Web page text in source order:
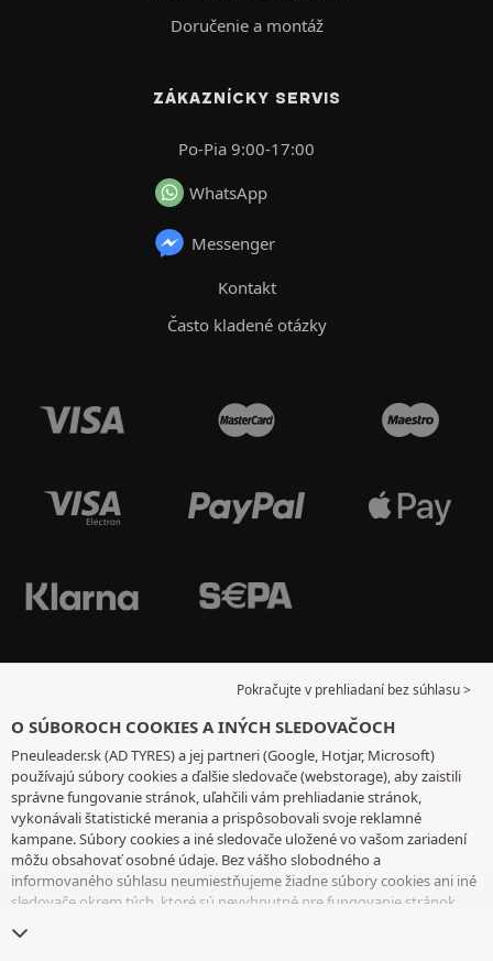
Doručenie a montáž
ZÁKAZNÍCKY SERVIS
Po-Pia 9:00-17:00
WhatsApp
Messenger
Kontakt
Často kladené otázky
Pokračujte v prehliadaní bez súhlasu >
O SÚBOROCH COOKIES A INÝCH SLEDOVAČOCH
Pneuleader.sk (AD TYRES) a jej partneri (Google, Hotjar, Microsoft)
používajú súbory cookies a ďalšie sledovače (webstorage), aby zaistili
správne fungovanie stránok, uľahčili vám prehliadanie stránok,
vykonávali štatistické merania a prispôsobovali svoje reklamné
kampane. Súbory cookies a iné sledovače uložené vo vašom zariadení
môžu obsahovať osobné údaje. Bez vášho slobodného a
informovaného súhlasu neumiestňujeme žiadne súbory cookies ani iné
sledovače okrem tých, ktoré sú nevyhnutné pre fungovanie stránok.
odvolať tak, že prejdete na